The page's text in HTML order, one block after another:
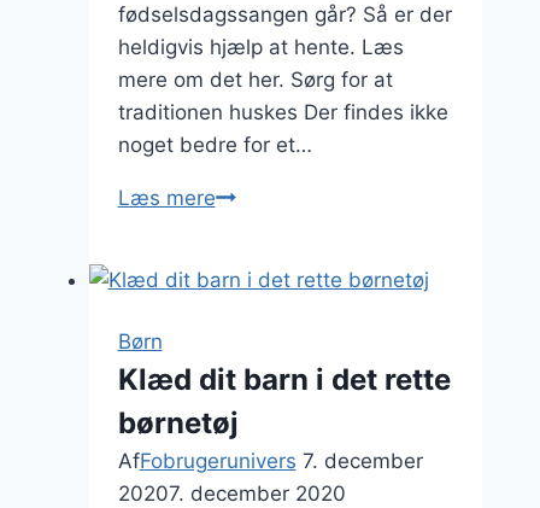
fødselsdagssangen går? Så er der
heldigvis hjælp at hente. Læs
mere om det her. Sørg for at
traditionen huskes Der findes ikke
noget bedre for et…
Læs mereForbered
børnefødselsdagen
Børn
Klæd dit barn i det rette
børnetøj
AfFobrugerunivers 7. december
20207. december 2020